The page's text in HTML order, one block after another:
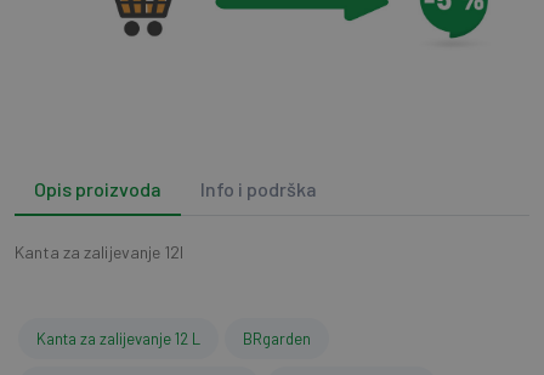
Opis proizvoda Info i podrška
Kanta za zalijevanje 12l
Kanta za zalijevanje 12 L BRgarden